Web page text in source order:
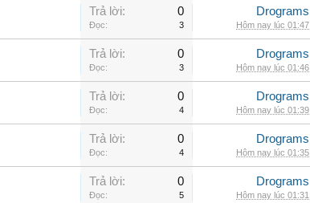
Trả lời: 0
Đọc: 3
Drograms
Hôm nay lúc 01:47
Trả lời: 0
Đọc: 3
Drograms
Hôm nay lúc 01:46
Trả lời: 0
Đọc: 4
Drograms
Hôm nay lúc 01:39
Trả lời: 0
Đọc: 4
Drograms
Hôm nay lúc 01:35
Trả lời: 0
Đọc: 5
Drograms
Hôm nay lúc 01:31